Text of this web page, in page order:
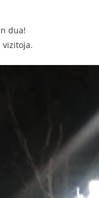
dua!
vizitoja.